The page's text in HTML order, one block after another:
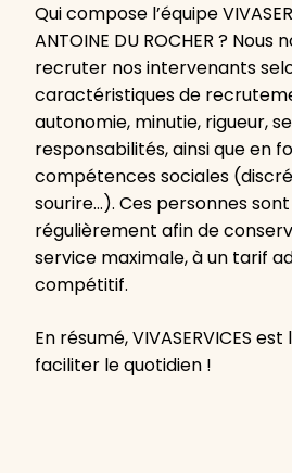
Qui compose l’équipe
ANTOINE DU ROCHER ? Nous
recruter nos intervenants
caractéristiques de
autonomie, minutie, rigueur,
responsabilités, ainsi que en
compétences sociales
sourire…). Ces personnes
régulièrement afin de
service maximale, à un tarif
compétitif.
En résumé, VIVASERVICES
faciliter le quotidien !